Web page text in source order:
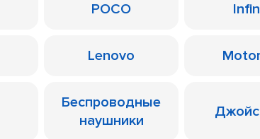
POCO
Lenovo
Беспроводные
наушники